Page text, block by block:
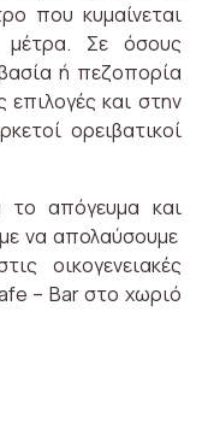
που κυμαίνεται
Σε όσους
ή πεζοπορία
επιλογές και στην
ορειβατικοί
το απόγευμα και
να απολαύσουμε
οικογενειακές
– Bar στο χωριό